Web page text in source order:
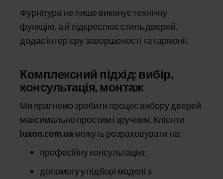
Фурнітура не лише виконує технічну
функцію, а й підкреслює стиль дверей,
додає інтер’єру завершеності та гармонії.
Комплексний підхід: вибір,
консультація, монтаж
Ми прагнемо зробити процес вибору дверей
максимально простим і зручним. Клієнти
luxon.com.ua можуть розраховувати на:
професійну консультацію;
допомогу у підборі моделі з